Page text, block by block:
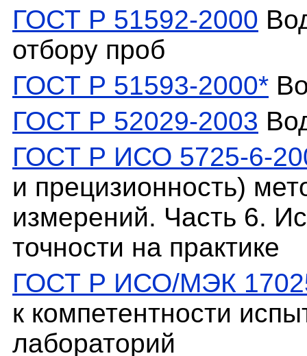
ГОСТ Р 51592-2000
отбору проб
ГОСТ Р 51593-2000*
ГОСТ Р 52029-2003
ГОСТ Р ИСО 5725-6-
и прецизионность)
измерений. Часть 6.
точности на практике
ГОСТ Р ИСО/МЭК
к компетентности
лабораторий